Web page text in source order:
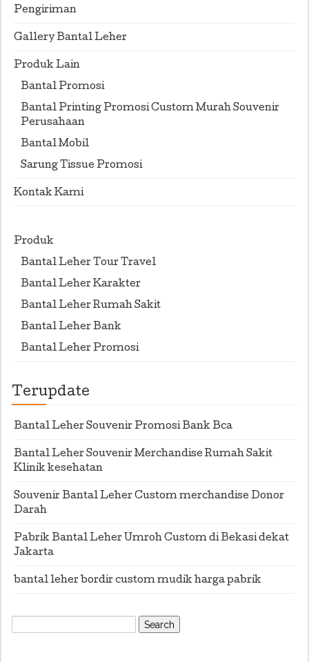
Pengiriman
Gallery Bantal Leher
Produk Lain
Bantal Promosi
Bantal Printing Promosi Custom Murah Souvenir
Perusahaan
Bantal Mobil
Sarung Tissue Promosi
Kontak Kami
Produk
Bantal Leher Tour Travel
Bantal Leher Karakter
Bantal Leher Rumah Sakit
Bantal Leher Bank
Bantal Leher Promosi
Terupdate
Bantal Leher Souvenir Promosi Bank Bca
Bantal Leher Souvenir Merchandise Rumah Sakit
Klinik kesehatan
Souvenir Bantal Leher Custom merchandise Donor
Darah
Pabrik Bantal Leher Umroh Custom di Bekasi dekat
Jakarta
bantal leher bordir custom mudik harga pabrik
Search
for: